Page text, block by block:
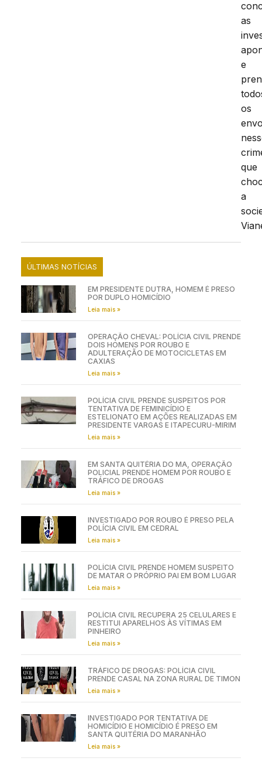
as
e
os
que
a
ÚLTIMAS NOTÍCIAS
EM PRESIDENTE DUTRA, HOMEM É PRESO
POR DUPLO HOMICÍDIO
Leia mais »
OPERAÇÃO CHEVAL: POLÍCIA CIVIL PRENDE
DOIS HOMENS POR ROUBO E
ADULTERAÇÃO DE MOTOCICLETAS EM
CAXIAS
Leia mais »
POLÍCIA CIVIL PRENDE SUSPEITOS POR
TENTATIVA DE FEMINICÍDIO E
ESTELIONATO EM AÇÕES REALIZADAS EM
PRESIDENTE VARGAS E ITAPECURU-MIRIM
Leia mais »
EM SANTA QUITÉRIA DO MA, OPERAÇÃO
POLICIAL PRENDE HOMEM POR ROUBO E
TRÁFICO DE DROGAS
Leia mais »
INVESTIGADO POR ROUBO É PRESO PELA
POLÍCIA CIVIL EM CEDRAL
Leia mais »
POLÍCIA CIVIL PRENDE HOMEM SUSPEITO
DE MATAR O PRÓPRIO PAI EM BOM LUGAR
Leia mais »
POLÍCIA CIVIL RECUPERA 25 CELULARES E
RESTITUI APARELHOS ÀS VÍTIMAS EM
PINHEIRO
Leia mais »
TRÁFICO DE DROGAS: POLÍCIA CIVIL
PRENDE CASAL NA ZONA RURAL DE TIMON
Leia mais »
INVESTIGADO POR TENTATIVA DE
HOMICÍDIO E HOMICÍDIO É PRESO EM
SANTA QUITÉRIA DO MARANHÃO
Leia mais »